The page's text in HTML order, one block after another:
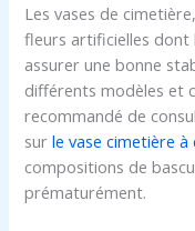
Les vases de
fleurs artificielles
assurer une bonne
différents modèles et
recommandé de
surle vase cimetière à
compositions de
prématurément.